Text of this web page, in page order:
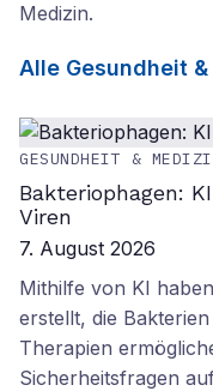
Medizin.
Alle Gesundheit
GESUNDHEIT &
Bakteriophagen:
Viren
7. August 2026
Mithilfe von KI
erstellt, die
Therapien
Sicherheitsfragen